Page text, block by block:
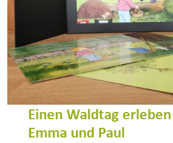
Einen Waldtag
Emma und Paul